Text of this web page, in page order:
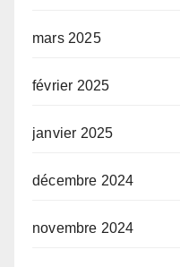
mars 2025
février 2025
janvier 2025
décembre 2024
novembre 2024